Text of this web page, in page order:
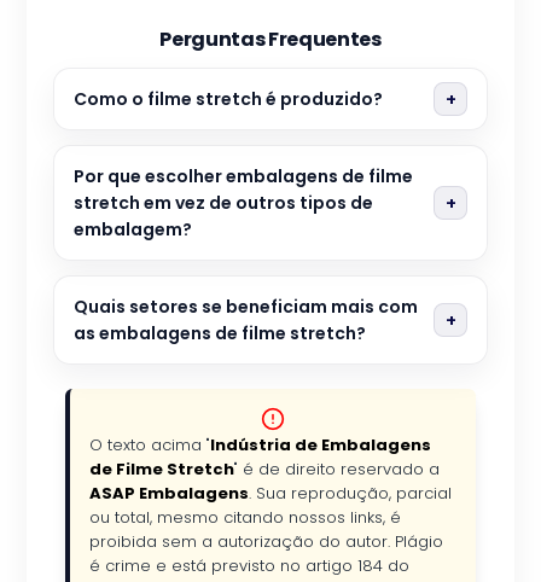
Perguntas Frequentes
Como o filme stretch é produzido?
Por que escolher embalagens de filme
stretch em vez de outros tipos de
embalagem?
Quais setores se beneficiam mais com
as embalagens de filme stretch?
O texto acima "Indústria de Embalagens
de Filme Stretch" é de direito reservado a
ASAP Embalagens. Sua reprodução, parcial
ou total, mesmo citando nossos links, é
proibida sem a autorização do autor. Plágio
é crime e está previsto no artigo 184 do